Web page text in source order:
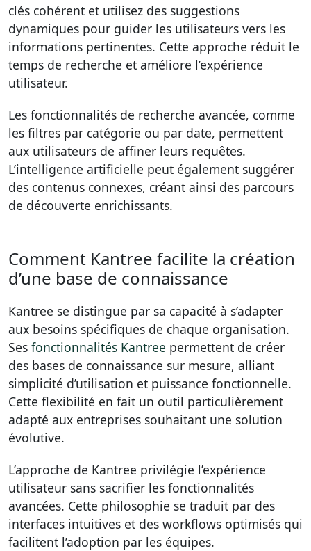
clés cohérent et utilisez des suggestions
dynamiques pour guider les utilisateurs vers les
informations pertinentes. Cette approche réduit le
temps de recherche et améliore l’expérience
utilisateur.
Les fonctionnalités de recherche avancée, comme
les filtres par catégorie ou par date, permettent
aux utilisateurs de affiner leurs requêtes.
L’intelligence artificielle peut également suggérer
des contenus connexes, créant ainsi des parcours
de découverte enrichissants.
Comment Kantree facilite la création
d’une base de connaissance
Kantree se distingue par sa capacité à s’adapter
aux besoins spécifiques de chaque organisation.
Ses fonctionnalités Kantree permettent de créer
des bases de connaissance sur mesure, alliant
simplicité d’utilisation et puissance fonctionnelle.
Cette flexibilité en fait un outil particulièrement
adapté aux entreprises souhaitant une solution
évolutive.
L’approche de Kantree privilégie l’expérience
utilisateur sans sacrifier les fonctionnalités
avancées. Cette philosophie se traduit par des
interfaces intuitives et des workflows optimisés qui
facilitent l’adoption par les équipes.